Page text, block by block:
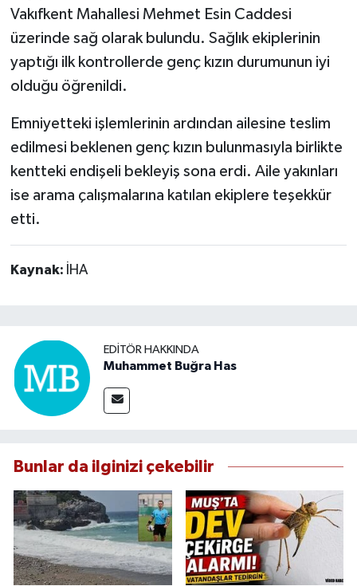
Vakıfkent Mahallesi Mehmet Esin Caddesi
üzerinde sağ olarak bulundu. Sağlık ekiplerinin
yaptığı ilk kontrollerde genç kızın durumunun iyi
olduğu öğrenildi.
Emniyetteki işlemlerinin ardından ailesine teslim
edilmesi beklenen genç kızın bulunmasıyla birlikte
kentteki endişeli bekleyiş sona erdi. Aile yakınları
ise arama çalışmalarına katılan ekiplere teşekkür
etti.
Kaynak: İHA
EDITÖR HAKKINDA
Muhammet Buğra Has
Bunlar da ilginizi çekebilir